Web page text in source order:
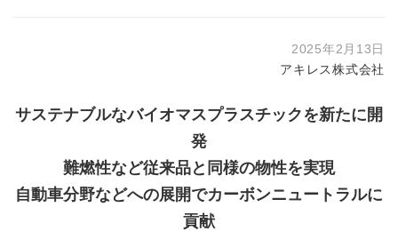
2025年2月13日
アキレス株式会社
サステナブルなバイオマスプラスチックを新たに開
発
難燃性など従来品と同様の物性を実現
自動車分野などへの展開でカーボンニュートラルに
貢献